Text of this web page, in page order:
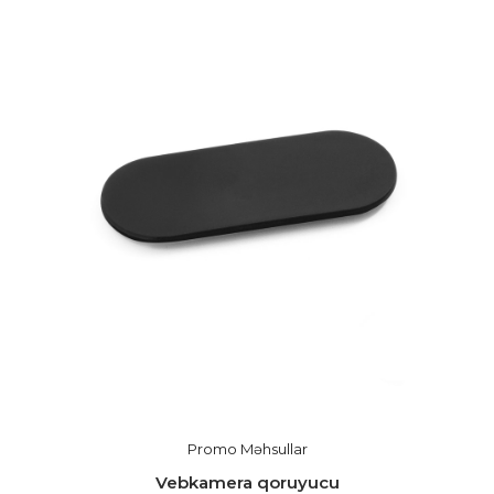
Promo Məhsullar
Vebkamera qoruyucu